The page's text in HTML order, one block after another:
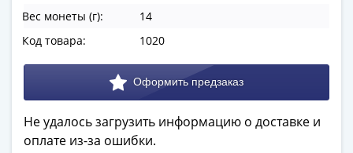
доблести
Города-
столицы
Наборы
коллекции
Вес монеты (г):
14
Код товара:
1020
Не удалось загрузить информацию о доставке и
оплате из-за ошибки.